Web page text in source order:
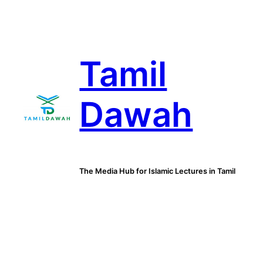
Tamil
Dawah
The Media Hub for Islamic Lectures in Tamil